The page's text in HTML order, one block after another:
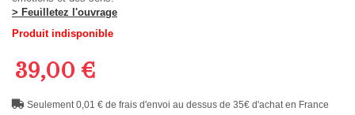
> Feuilletez l'ouvrage
Produit indisponible
39,00 €
Seulement 0,01 € de frais d'envoi au dessus de 35€ d'achat en France